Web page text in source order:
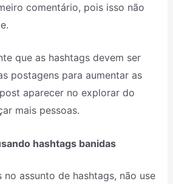
comentário, pois isso não
que as hashtags devem ser
postagens para aumentar as
aparecer no explorar do
mais pessoas.
hashtags banidas
no assunto de hashtags, não use